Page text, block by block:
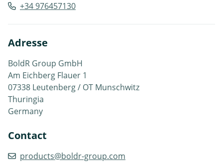
+34 976457130
Adresse
BoldR Group GmbH
Am Eichberg Flauer 1
07338 Leutenberg / OT Munschwitz
Thuringia
Germany
Contact
products@boldr-group.com